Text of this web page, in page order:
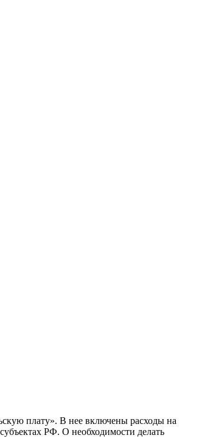
плату». В нее включены расходы на
РФ. О необходимости делать